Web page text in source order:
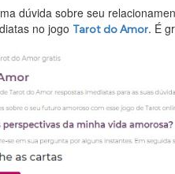
dúvida sobre seu
no jogo Tarot do Amor. É